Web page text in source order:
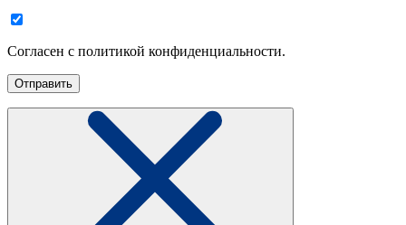
Согласен с политикой конфиденциальности.